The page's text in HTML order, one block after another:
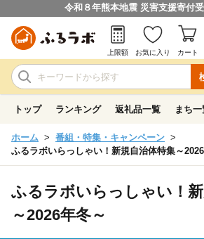
令和８年熊本地震 災害支援寄付
上限額 お気に入り カート
トップ ランキング 返礼品一覧 まち一
ホーム
番組・特集・キャンペーン
ふるラボいらっしゃい！新規自治体特集～
ふるラボいらっしゃい！
～2026年冬～